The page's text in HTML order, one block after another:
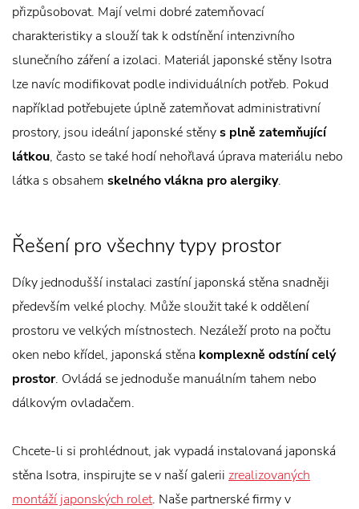
přizpůsobovat. Mají velmi dobré zatemňovací
charakteristiky a slouží tak k odstínění intenzivního
slunečního záření a izolaci. Materiál japonské stěny Isotra
lze navíc modifikovat podle individuálních potřeb. Pokud
například potřebujete úplně zatemňovat administrativní
prostory, jsou ideální japonské stěnys plně zatemňující
látkou, často se také hodí nehořlavá úprava materiálu nebo
látka s obsahem skelného vlákna pro alergiky.
Řešení pro všechny typy prostor
Díky jednodušší instalaci zastíní japonská stěna snadněji
především velké plochy. Může sloužit také k oddělení
prostoru ve velkých místnostech. Nezáleží proto na počtu
oken nebo křídel, japonská stěna komplexně odstíní celý
prostor. Ovládá se jednoduše manuálním tahem nebo
dálkovým ovladačem.
Chcete-li si prohlédnout, jak vypadá instalovaná japonská
stěna Isotra, inspirujte se v naší galerii zrealizovaných
montáží japonských rolet. Naše partnerské firmy v